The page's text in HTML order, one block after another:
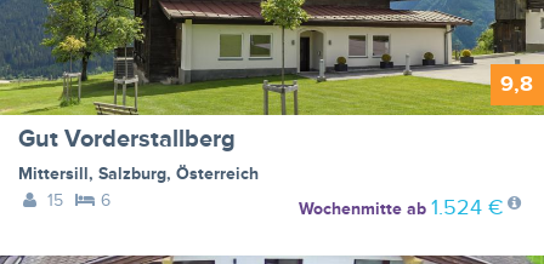
9,8
Gut Vorderstallberg
Mittersill, Salzburg, Österreich
15
6 Wochenmitteab 1.524 €